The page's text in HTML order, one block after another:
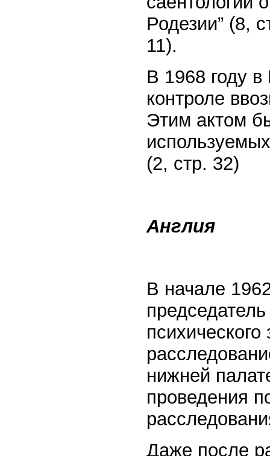
Родезии” (8,
11).
В 1968 году
контроле
Этим актом
(2, стр. 32)
Англия
В начале
нижней
проведения
Даже после